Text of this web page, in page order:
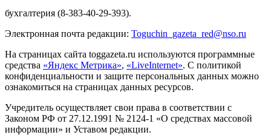
бухгалтерия (8-383-40-29-393).
Электронная почта редакции: Toguchin gazeta red@nso.ru
На страницах сайта toggazeta.ru используются программные
средства «Яндекс Метрика», «LiveInternet». С политикой
конфиденциальности и защите персональных данных можно
ознакомиться на страницах данных ресурсов.
Учредитель осуществляет свои права в соответствии с
Законом РФ от 27.12.1991 № 2124-1 «О средствах массовой
информации» и Уставом редакции.